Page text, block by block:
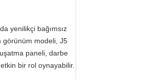
yenilikçi bağımsız
görünüm modeli, J5
paneli, darbe
bir rol oynayabilir.